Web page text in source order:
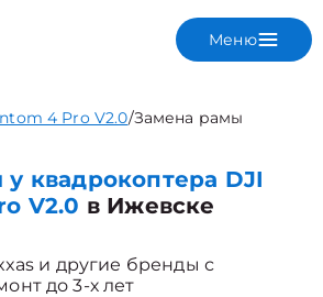
Меню
4 Pro V2.0/Замена рамы
квадрокоптера DJI
V2.0 в Ижевске
и другие бренды с
до 3-х лет